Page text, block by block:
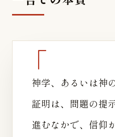
神学、あるいは神
証明は、問題の提
進むなかで、信仰